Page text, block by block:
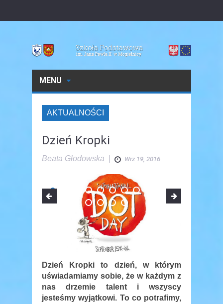
MENU
AKTUALNOŚCI
Dzień Kropki
Beata Głodowska Wrz 19, 2016
Dzień Kropki to dzień, w którym
uświadamiamy sobie, że w każdym z
nas drzemie talent i wszyscy
jesteśmy wyjątkowi. To co potrafimy,